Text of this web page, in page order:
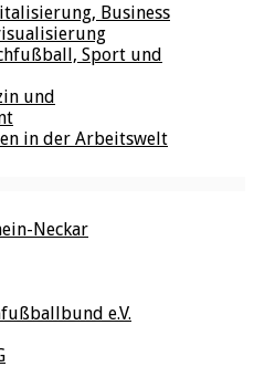
Business
Sport und
und
in der Arbeitswelt
Neckar
e.V.